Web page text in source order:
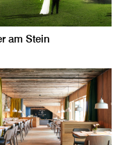
am Stein